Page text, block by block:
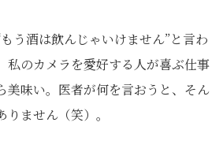
う酒は飲んじゃいけません”と言わ
私のカメラを愛好する人が喜ぶ仕事
美味い。医者が何を言おうと、そん
ません（笑）。